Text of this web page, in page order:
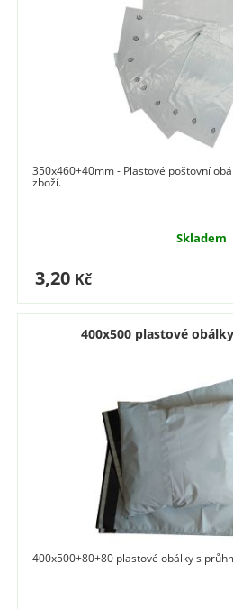
350x460+40mm - Plastové poštovní
zboží.
Skladem
3,20 Kč
400x500 plastové
400x500+80+80 plastové obálky s